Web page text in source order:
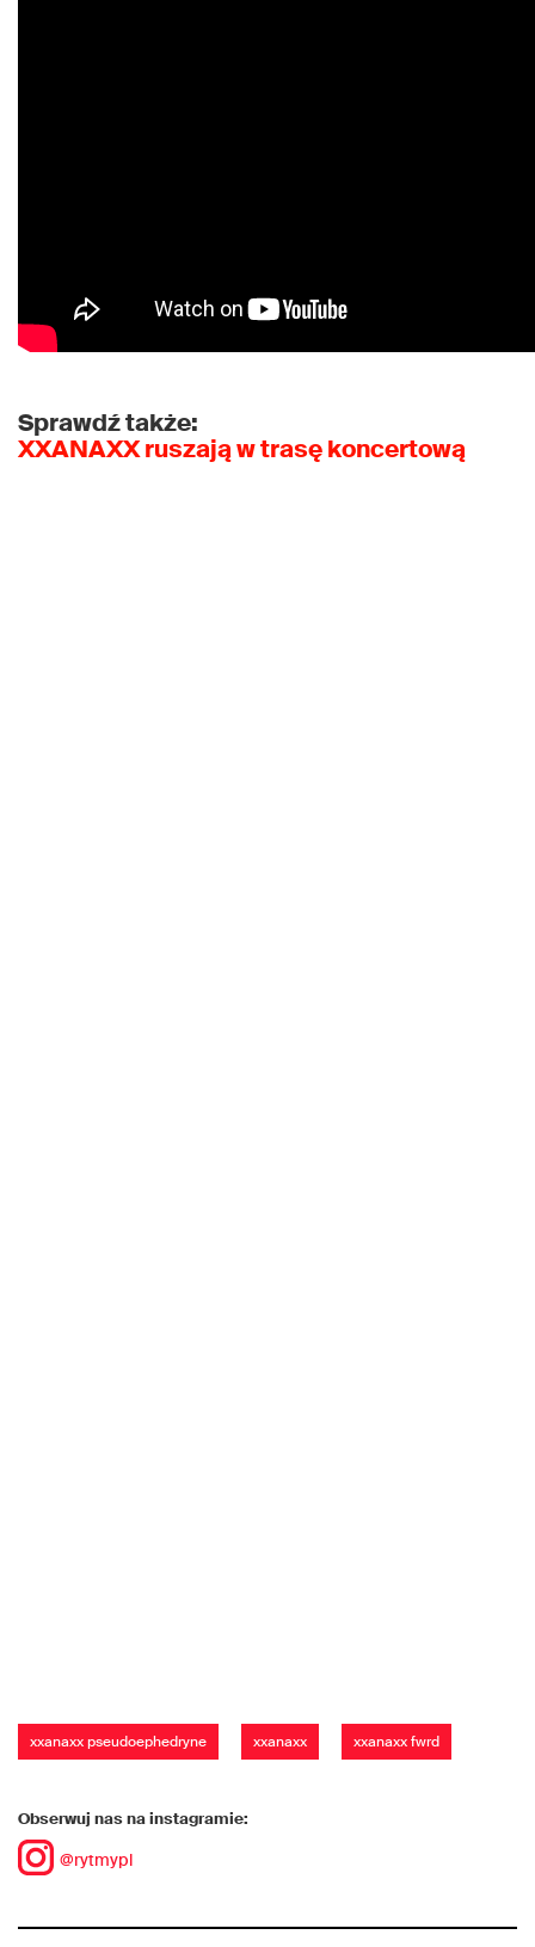
Sprawdź także:
XXANAXX ruszają w trasę koncertową
xxanaxx pseudoephedryne xxanaxx xxanaxx fwrd
Obserwuj nas na instagramie:
@rytmypl